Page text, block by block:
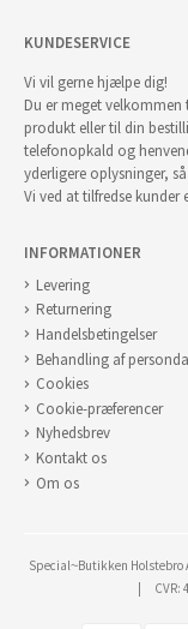
KUNDESERVICE
Vi vil gerne hjælpe dig!
Du er meget
produkt eller til din
telefonopkald og
yderligere oplysninger,
Vi ved at tilfredse
INFORMATIONER
Levering
Returnering
Handelsbetingelser
Behandling af
Cookies
Cookie-præferencer
Nyhedsbrev
Kontakt os
Om os
Special~Butikken Holstebro
CVR: